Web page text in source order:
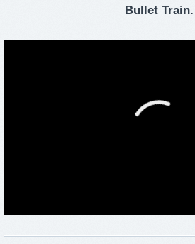
Bullet Train.